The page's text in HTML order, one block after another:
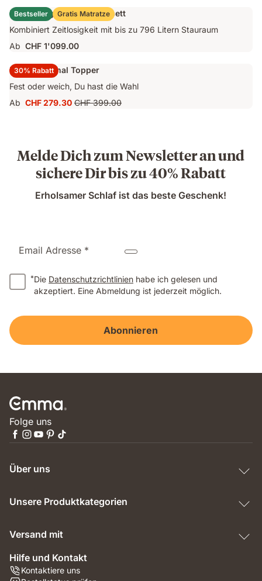
CHF 749.40 Preis
CHF 1'249.00
Bestseller Gratis Matratze
Emma Original Stauraumbett
Kombiniert Zeitlosigkeit mit bis zu 796 Litern Stauraum
Ab CHF 1'099.00
30% Rabatt
Emma Original Topper
Fest oder weich, Du hast die Wahl
Ab Preis
CHF 279.30 Ursprünglicher
CHF 399.00
Melde Dich zum Newsletter an und
sichere Dir bis zu 40% Rabatt
Erholsamer Schlaf ist das beste Geschenk!
Email Adresse *
*Die Datenschutzrichtlinien habe ich gelesen und
akzeptiert. Eine Abmeldung ist jederzeit möglich.
Abonnieren
Folge uns
Über uns
Unsere Produktkategorien
Versand mit
Hilfe und Kontakt
Kontaktiere uns